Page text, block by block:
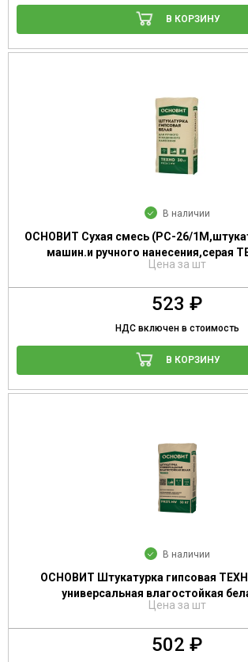
В КОРЗИНУ
В наличии
ОСНОВИТ Сухая смесь (РС-26/
машин.и ручного нанесения,серая
Цена за шт
523 ₽
НДС включен в стоимость
В КОРЗИНУ
В наличии
ОСНОВИТ Штукатурка гипсовая
универсальная влагостойкая
Цена за шт
502 ₽